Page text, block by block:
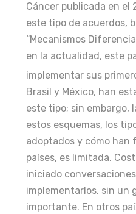
Cáncer publicada en el
este tipo de acuerdos,
“Mecanismos
en la actualidad, este
implementar sus
Brasil y México, han
este tipo; sin embargo,
estos esquemas, los
adoptados y cómo han
países, es limitada.
iniciado
implementarlos, sin un
importante. En otros